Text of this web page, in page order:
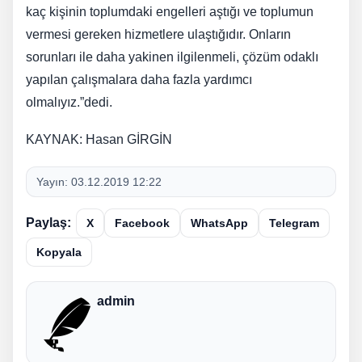
kaç kişinin toplumdaki engelleri aştığı ve toplumun
vermesi gereken hizmetlere ulaştığıdır. Onların
sorunları ile daha yakinen ilgilenmeli, çözüm odaklı
yapılan çalışmalara daha fazla yardımcı
olmalıyız.”dedi.
KAYNAK: Hasan GİRGİN
Yayın: 03.12.2019 12:22
Paylaş: X Facebook WhatsApp Telegram
Kopyala
admin